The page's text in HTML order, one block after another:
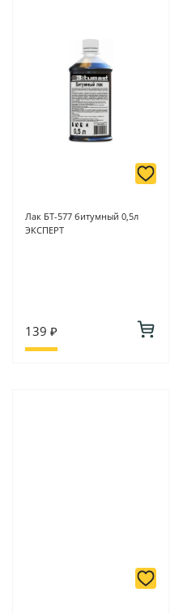
Лак БТ-577 битумный 0,5л
ЭКСПЕРТ
139 ₽